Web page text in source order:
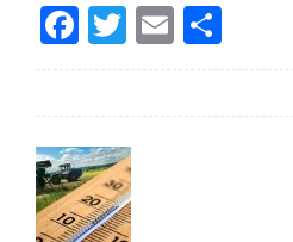
Fa
ce
o
o
k
T
wi
er
E
m h